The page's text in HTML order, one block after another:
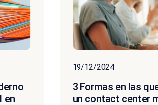
en
19/12/2024
3 Formas en las
un contact center